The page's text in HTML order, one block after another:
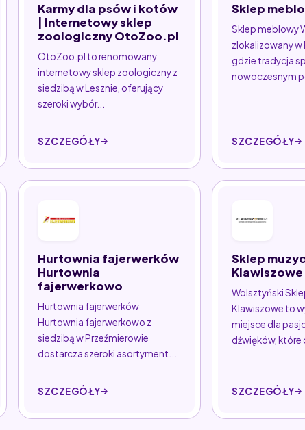
Karmy dla psów i kotów
| Internetowy sklep
zoologiczny OtoZoo.pl
OtoZoo.pl to renomowany
internetowy sklep zoologiczny z
siedzibą w Lesznie, oferujący
szeroki wybór...
SZCZEGÓŁY
Sklep
Sklep meblowy
zlokalizowany w
gdzie tradycja
nowoczesnym
SZCZEGÓŁY
Hurtownia fajerwerków
Hurtownia
fajerwerkowo
Hurtownia fajerwerków
Hurtownia fajerwerkowo z
siedzibą w Przeźmierowie
dostarcza szeroki asortyment...
SZCZEGÓŁY
Sklep
Klawiszowe
Wolsztyński
Klawiszowe to
miejsce dla
dźwięków, które
SZCZEGÓŁY